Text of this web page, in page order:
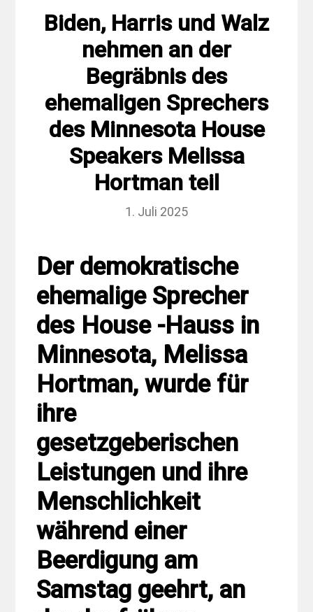
Biden, Harris und Walz
nehmen an der
Begräbnis des
ehemaligen Sprechers
des Minnesota House
Speakers Melissa
Hortman teil
1. Juli 2025
Der demokratische
ehemalige Sprecher
des House -Hauss in
Minnesota, Melissa
Hortman, wurde für
ihre
gesetzgeberischen
Leistungen und ihre
Menschlichkeit
während einer
Beerdigung am
Samstag geehrt, an